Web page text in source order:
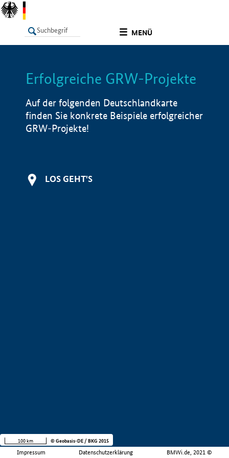
MENÜ
LISTE Info
Erfolgreiche GRW-Projekte
Auf der folgenden Deutschlandkarte
finden Sie konkrete Beispiele erfolgreicher
GRW-Projekte!
LOS GEHT'S
Impressum Datenschutzerklärung BMWi.de, 2021 ©
100 km © Geobasis-DE / BKG 2015